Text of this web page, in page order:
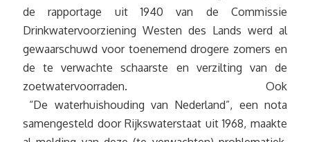
de rapportage uit 1940 van de Commissie
Drinkwatervoorziening Westen des Lands werd al
gewaarschuwd voor toenemend drogere zomers en
de te verwachte schaarste en verzilting van de
zoetwatervoorraden. Ook
“De waterhuishouding van Nederland”, een nota
samengesteld door Rijkswaterstaat uit 1968, maakte